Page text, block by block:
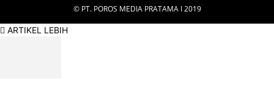
© PT. POROS MEDIA PRATAMA I 2019
ARTIKEL LEBIH